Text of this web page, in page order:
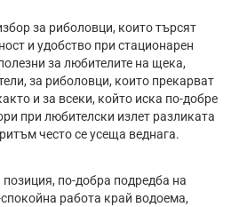
за риболовци, които търсят
и удобство при стационарен
за любителите на щека,
за риболовци, които прекарват
и за всеки, който иска по-добре
при любителски излет разликата
често се усеща веднага.
по-добра подредба на
работа край водоема,